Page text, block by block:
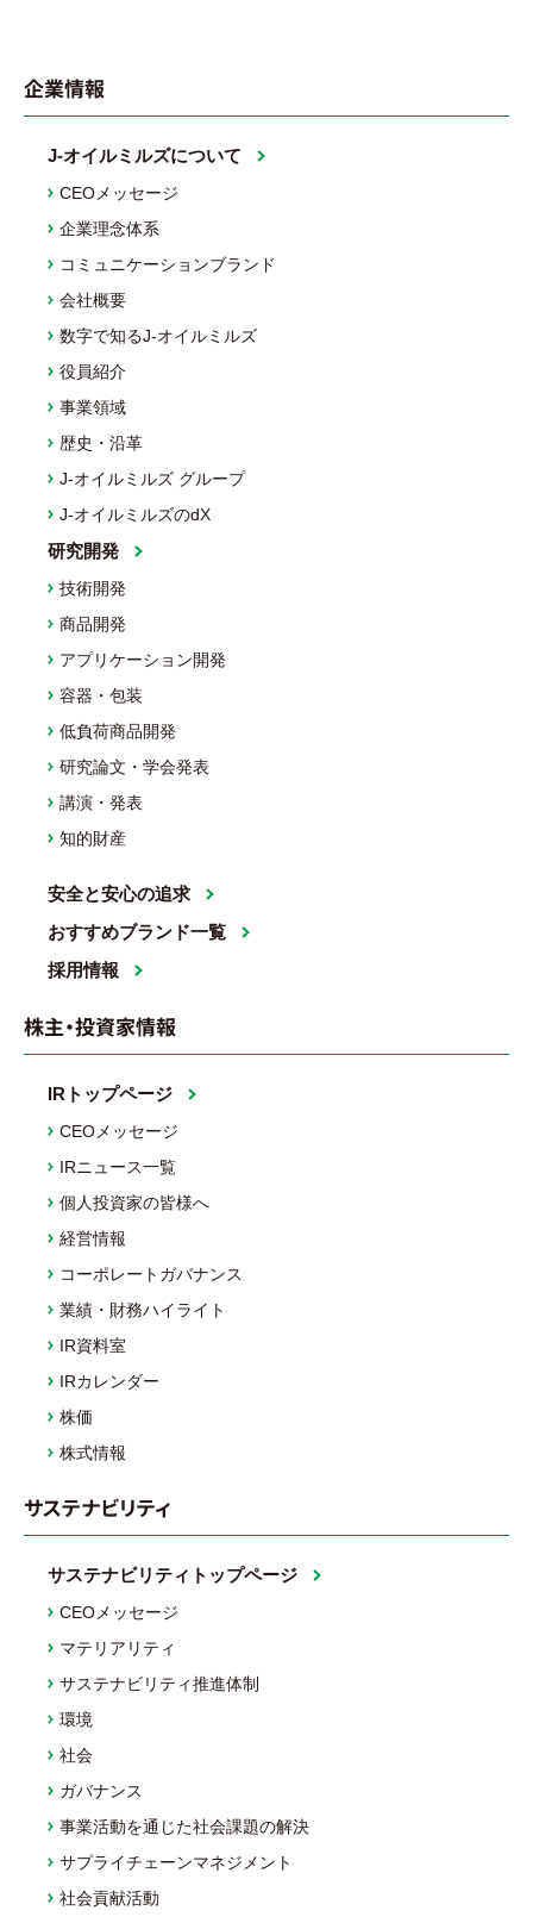
企業情報
J-オイルミルズについて
CEOメッセージ
企業理念体系
コミュニケーションブランド
会社概要
数字で知るJ-オイルミルズ
役員紹介
事業領域
歴史・沿革
J-オイルミルズ グループ
J-オイルミルズのdX
研究開発
技術開発
商品開発
アプリケーション開発
容器・包装
低負荷商品開発
研究論文・学会発表
講演・発表
知的財産
安全と安心の追求
おすすめブランド一覧
採用情報
株主・投資家情報
IRトップページ
CEOメッセージ
IRニュース一覧
個人投資家の皆様へ
経営情報
コーポレートガバナンス
業績・財務ハイライト
IR資料室
IRカレンダー
株価
株式情報
サステナビリティ
サステナビリティトップページ
CEOメッセージ
マテリアリティ
サステナビリティ推進体制
環境
社会
ガバナンス
事業活動を通じた社会課題の解決
サプライチェーンマネジメント
社会貢献活動